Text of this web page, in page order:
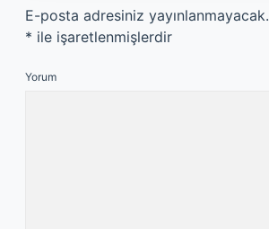
E-posta adresiniz yayınlanmayacak.
* ile işaretlenmişlerdir
Yorum